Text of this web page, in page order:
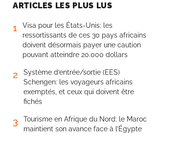
ARTICLES LES PLUS LUS
1
Visa pour les États-Unis: les
ressortissants de ces 30 pays africains
doivent désormais payer une caution
pouvant atteindre 20.000 dollars
2
Système d’entrée/sortie (EES)
Schengen: les voyageurs africains
exemptés, et ceux qui doivent être
fichés
3
Tourisme en Afrique du Nord: le Maroc
maintient son avance face à l’Égypte